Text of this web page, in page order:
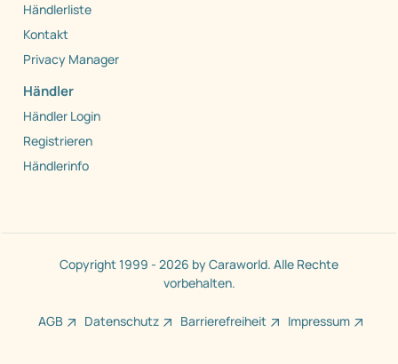
Händlerliste
Kontakt
Privacy Manager
Händler
Händler Login
Registrieren
Händlerinfo
Copyright 1999 - 2026 by Caraworld. Alle Rechte
vorbehalten.
AGB Datenschutz Barrierefreiheit Impressum